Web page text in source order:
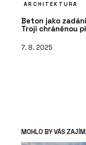
ARCHITEKTURA
Beton jako
Troji chráněnou
7. 8. 2025
MOHLO BY VÁS